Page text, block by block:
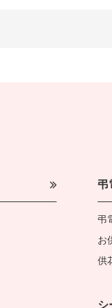
弔
弔
お
供
シ